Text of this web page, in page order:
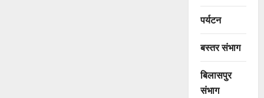
पर्यटन
बस्तर संभाग
बिलासपुर
संभाग